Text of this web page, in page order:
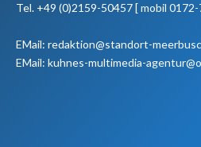
Tel. +49 (0)2159-50457 [ mobil
EMail: redaktion@standort-
EMail: kuhnes-multimedia-